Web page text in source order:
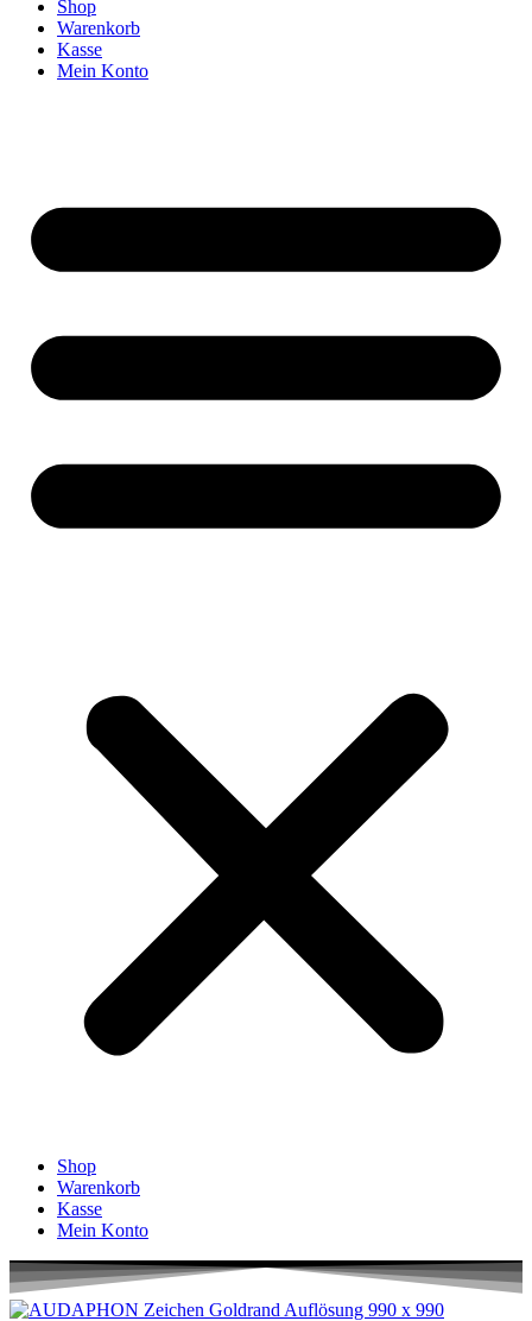
Shop
Warenkorb
Kasse
Mein Konto
Shop
Warenkorb
Kasse
Mein Konto